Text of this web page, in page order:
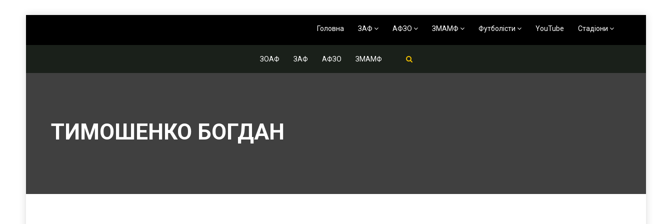
Головна ЗАФ АФЗО ЗМАМФ Футболісти YouTube Стадіони
ЗОАФ ЗАФ АФЗО ЗМАМФ
ТИМОШЕНКО БОГДАН